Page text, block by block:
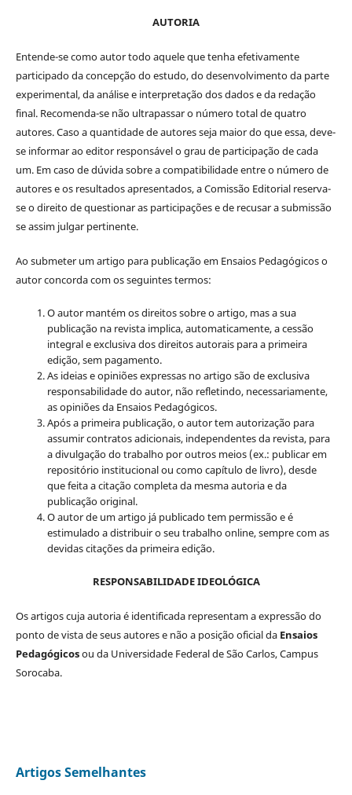
AUTORIA
Entende-se como autor todo aquele que tenha efetivamente
participado da concepção do estudo, do desenvolvimento da parte
experimental, da análise e interpretação dos dados e da redação
final. Recomenda-se não ultrapassar o número total de quatro
autores. Caso a quantidade de autores seja maior do que essa, deve-
se informar ao editor responsável o grau de participação de cada
um. Em caso de dúvida sobre a compatibilidade entre o número de
autores e os resultados apresentados, a Comissão Editorial reserva-
se o direito de questionar as participações e de recusar a submissão
se assim julgar pertinente.
Ao submeter um artigo para publicação em Ensaios Pedagógicos o
autor concorda com os seguintes termos:
O autor mantém os direitos sobre o artigo, mas a sua
publicação na revista implica, automaticamente, a cessão
integral e exclusiva dos direitos autorais para a primeira
edição, sem pagamento.
As ideias e opiniões expressas no artigo são de exclusiva
responsabilidade do autor, não refletindo, necessariamente,
as opiniões da Ensaios Pedagógicos.
Após a primeira publicação, o autor tem autorização para
assumir contratos adicionais, independentes da revista, para
a divulgação do trabalho por outros meios (ex.: publicar em
repositório institucional ou como capítulo de livro), desde
que feita a citação completa da mesma autoria e da
publicação original.
O autor de um artigo já publicado tem permissão e é
estimulado a distribuir o seu trabalho online, sempre com as
devidas citações da primeira edição.
RESPONSABILIDADE IDEOLÓGICA
Os artigos cuja autoria é identificada representam a expressão do
ponto de vista de seus autores e não a posição oficial da Ensaios
Pedagógicosou da Universidade Federal de São Carlos, Campus
Sorocaba.
Artigos Semelhantes